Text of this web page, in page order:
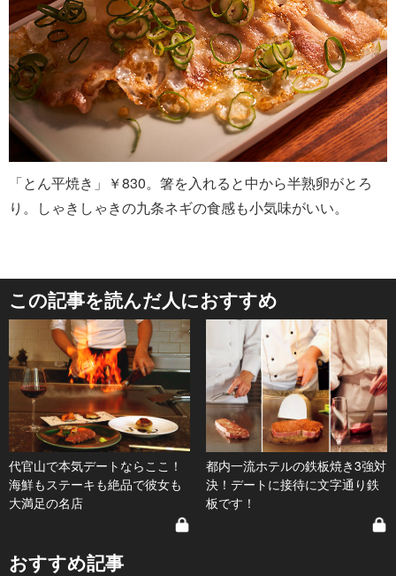
「とん平焼き」￥830。箸を入れると中から半熟卵がとろ
り。しゃきしゃきの九条ネギの食感も小気味がいい。
この記事を読んだ人におすすめ
代官山で本気デートならここ！
海鮮もステーキも絶品で彼女も
大満足の名店
都内一流ホテルの鉄板焼き3強対
決！デートに接待に文字通り鉄
板です！
おすすめ記事